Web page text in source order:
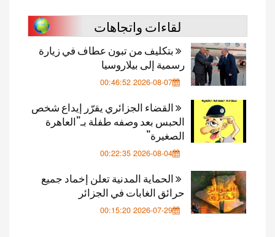
لقاءات واتجاهات
بتكليف من تبون عطاف في زيارة
رسمية إلى بيلاروسيا
2026-08-07 00:46:52
القضاء الجزائري يقرّر إيداع شخص
الحبس بعد وصفه طفلة بـ”العاهرة
الصغيرة”
2026-08-04 00:22:35
الحماية المدنية تعلن إخماد جميع
حرائق الغابات في الجزائر
2026-07-29 00:15:20